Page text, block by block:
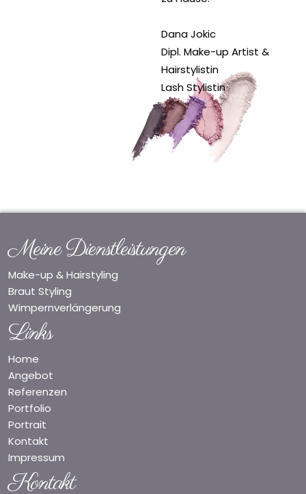
Dana Jokic
Dipl. Make-up Artist &
Hairstylistin
Lash Stylistin
Meine Dienstleistungen
Make-up & Hairstyling
Braut Styling
Wimpernverlängerung
Links
Home
Angebot
Referenzen
Portfolio
Portrait
Kontakt
Impressum
Kontakt